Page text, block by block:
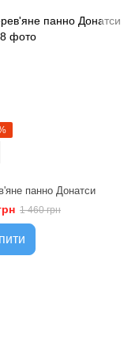
панно Донатси
1 460 грн